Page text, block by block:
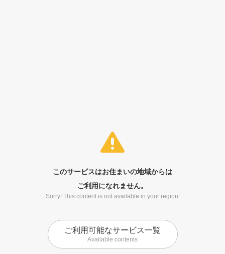
このサービスはお住まいの地域からは
ご利用になれません。
Sorry! This content is not available in your region.
ご利用可能なサービス一覧
Available contents